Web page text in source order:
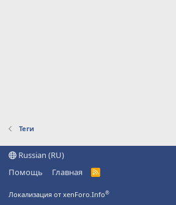
Теги
Russian (RU)
Помощь
Главная
R
Локализация от xenForo.Info®